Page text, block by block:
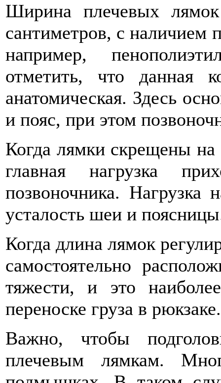
Ширина плечевых
сантиметров, с наличием
например,
отметить, что данная
анатомическая. Здесь
и пояс, при этом
Когда лямки скрещены
главная нагрузка
позвоночника.
усталость шеи и
Когда длина лямок
самостоятельно
тяжести, и это
переноске груза в рюкзаке.
Важно, чтобы
плечевым лямкам.